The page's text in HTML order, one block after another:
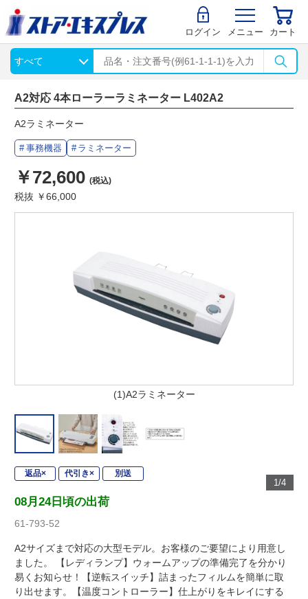
ログイン メニュー カート
A2対応 4本ローラーラミネーター L402A2
A2ラミネーター
事務機器 ラミネーター
￥72,600 (税込)
税抜 ￥66,000
(1)A2ラミネーター
1/4
返品× 代引き× 別送
08月24日頃の出荷
61-793-52
A2サイズまで対応の大型モデル。お客様のご要望により用意し
ました。 【レディランプ】ウォームアップの準備完了を分かり
易くお知らせ！【逆転スイッチ】詰まったフィルムを簡単に取
り出せます。【温度コントローラー】仕上がりをキレイにする